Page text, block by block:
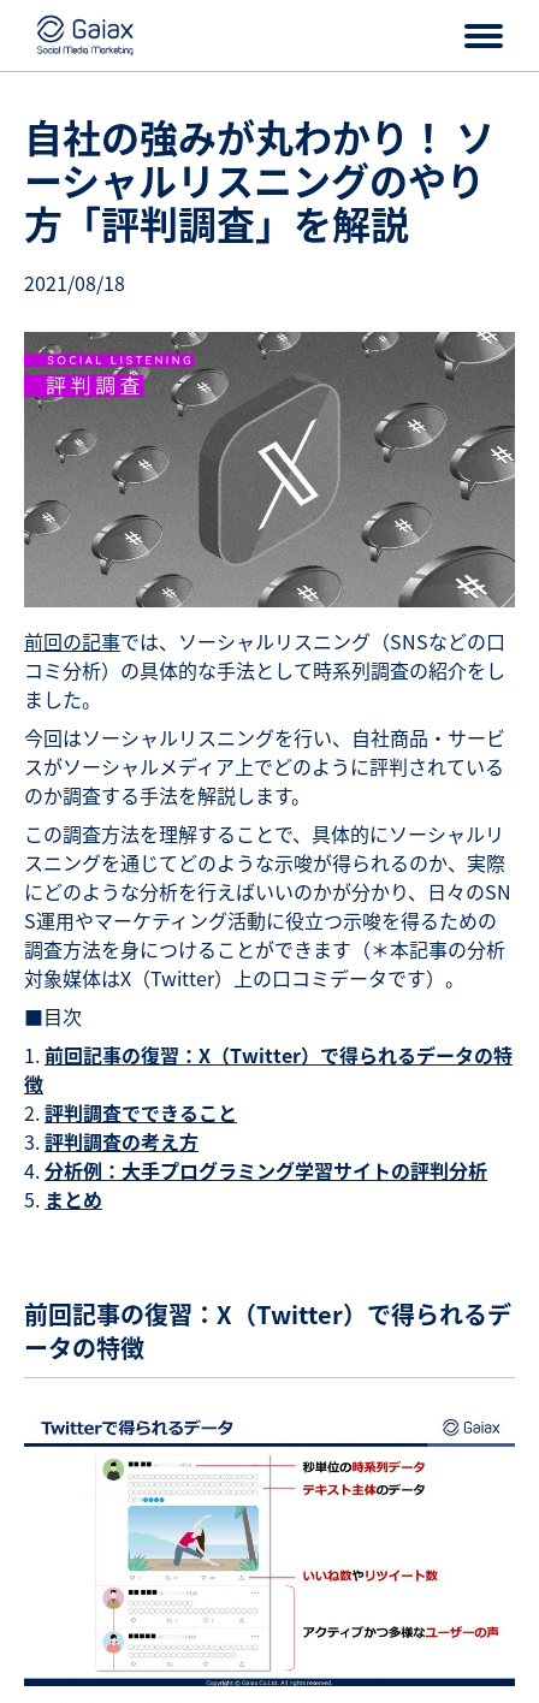
自社の強みが丸わかり！ ソ
ーシャルリスニングのやり
方「評判調査」を解説
2021/08/18
前回の記事では、ソーシャルリスニング（SNSなどの口
コミ分析）の具体的な手法として時系列調査の紹介をし
ました。
今回はソーシャルリスニングを行い、自社商品・サービ
スがソーシャルメディア上でどのように評判されている
のか調査する手法を解説します。
この調査方法を理解することで、具体的にソーシャルリ
スニングを通じてどのような示唆が得られるのか、実際
にどのような分析を行えばいいのかが分かり、日々のSN
S運用やマーケティング活動に役立つ示唆を得るための
調査方法を身につけることができます（＊本記事の分析
対象媒体はX（Twitter）上の口コミデータです）。
■目次
前回記事の復習：X（Twitter）で得られるデータの特
徴
評判調査でできること
評判調査の考え方
分析例：大手プログラミング学習サイトの評判分析
まとめ
前回記事の復習：X（Twitter）で得られるデ
ータの特徴